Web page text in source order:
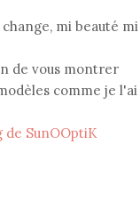
mi beauté mi
de vous montrer
comme je l'ai
de SunOOptiK